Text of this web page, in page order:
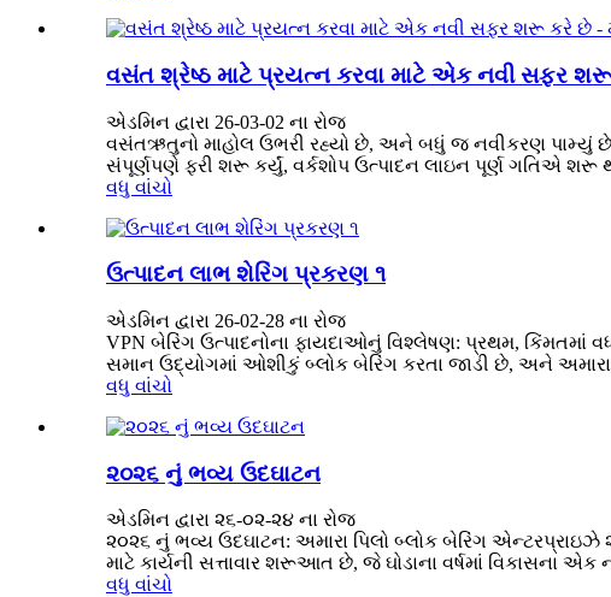
વસંત શ્રેષ્ઠ માટે પ્રયત્ન કરવા માટે એક નવી સફર શરૂ
એડમિન દ્વારા 26-03-02 ના રોજ
વસંતઋતુનો માહોલ ઉભરી રહ્યો છે, અને બધું જ નવીકરણ પામ્યું છે.
સંપૂર્ણપણે ફરી શરૂ કર્યું, વર્કશોપ ઉત્પાદન લાઇન પૂર્ણ ગતિએ શરૂ
વધુ વાંચો
ઉત્પાદન લાભ શેરિંગ પ્રકરણ ૧
એડમિન દ્વારા 26-02-28 ના રોજ
VPN બેરિંગ ઉત્પાદનોના ફાયદાઓનું વિશ્લેષણ: પ્રથમ, કિંમતમાં
સમાન ઉદ્યોગમાં ઓશીકું બ્લોક બેરિંગ કરતા જાડી છે, અને અમારા
વધુ વાંચો
૨૦૨૬ નું ભવ્ય ઉદઘાટન
એડમિન દ્વારા ૨૬-૦૨-૨૪ ના રોજ
૨૦૨૬ નું ભવ્ય ઉદઘાટન: અમારા પિલો બ્લોક બેરિંગ
માટે કાર્યની સત્તાવાર શરૂઆત છે, જે ઘોડાના વર્ષમાં વિકાસના
વધુ વાંચો